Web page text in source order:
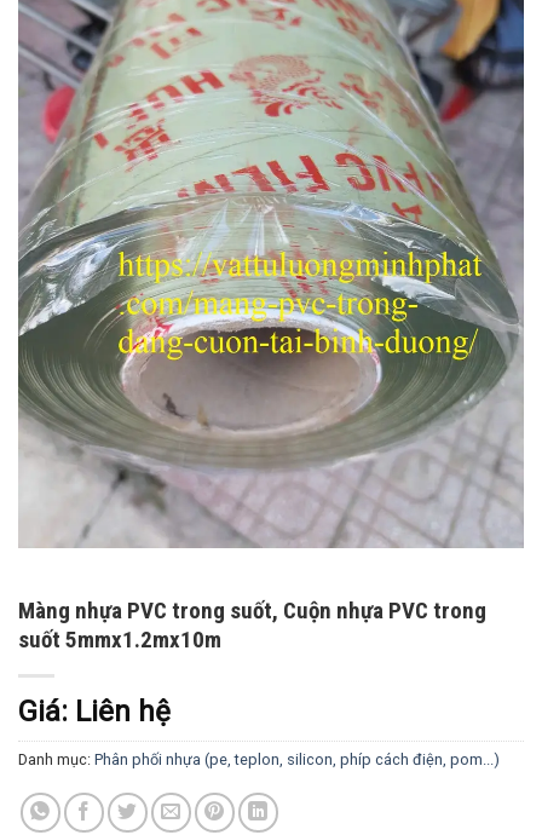
Màng nhựa PVC trong suốt, Cuộn nhựa PVC trong
suốt 5mmx1.2mx10m
Giá: Liên hệ
Danh mục: Phân phối nhựa (pe, teplon, silicon, phíp cách điện, pom...)